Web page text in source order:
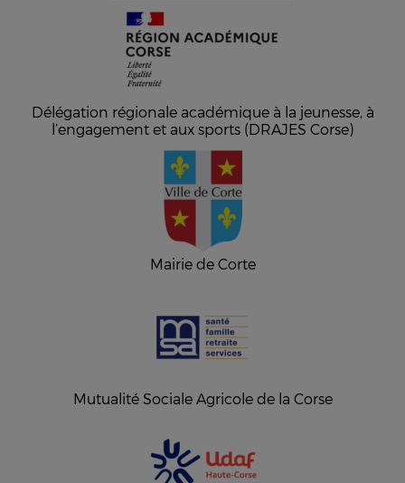
Délégation régionale académique à la jeunesse, à
l’engagement et aux sports (DRAJES Corse)
Mairie de Corte
Mutualité Sociale Agricole de la Corse